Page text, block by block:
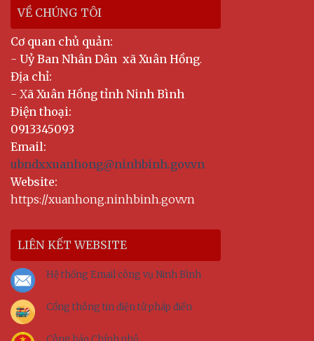
VỀ CHÚNG TÔI
Cơ quan chủ quản:
- Uỷ Ban Nhân Dân xã Xuân Hồng.
Địa chỉ:
- Xã Xuân Hồng tỉnh Ninh Bình
Điện thoại:
0913345093
Email:
ubndxxuanhong@ninhbinh.gov.vn
Website:
https://xuanhong.ninhbinh.gov.vn
LIÊN KẾT WEBSITE
Hệ thống Email công vụ Ninh Bình
Cổng thông tin điện tử pháp điển